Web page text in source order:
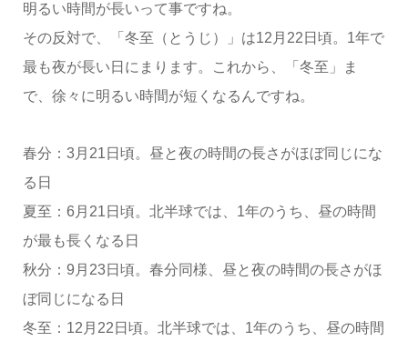
明るい時間が長いって事ですね。
その反対で、「冬至（とうじ）」は12月22日頃。1年で
最も夜が長い日にまります。これから、「冬至」ま
で、徐々に明るい時間が短くなるんですね。
春分：3月21日頃。昼と夜の時間の長さがほぼ同じにな
る日
夏至：6月21日頃。北半球では、1年のうち、昼の時間
が最も長くなる日
秋分：9月23日頃。春分同様、昼と夜の時間の長さがほ
ぼ同じになる日
冬至：12月22日頃。北半球では、1年のうち、昼の時間